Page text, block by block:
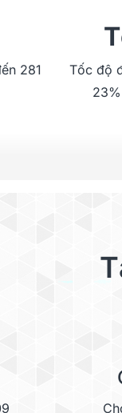
281
Tốc độ
nhất
và tối
để mang
23%3 trong
khe.